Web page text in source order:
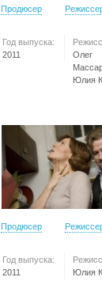
Продюсер
Год выпуска:
2011
Олег
Юлия
Продюсер
Год выпуска:
2011
Юлия